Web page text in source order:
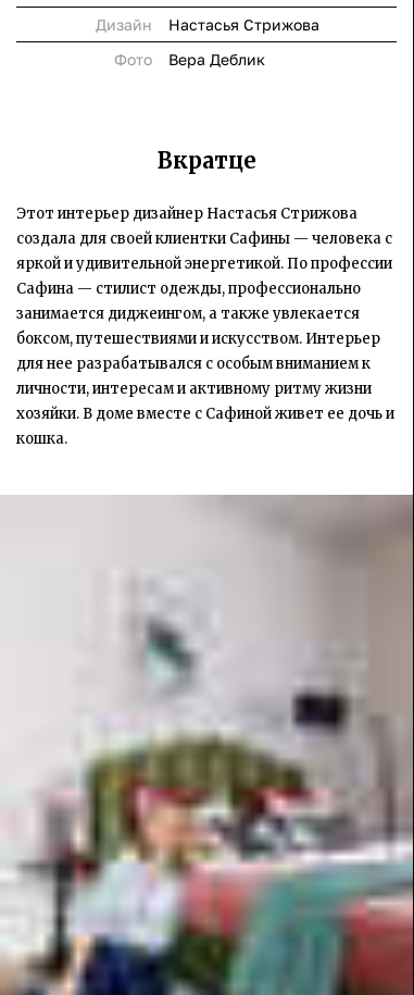
Дизайн
Настасья Стрижова
Фото
Вера Деблик
Вкратце
Этот интерьер дизайнер Настасья Стрижова
создала для своей клиентки Сафины — человека с
яркой и удивительной энергетикой. По профессии
Сафина — стилист одежды, профессионально
занимается диджеингом, а также увлекается
боксом, путешествиями и искусством. Интерьер
для нее разрабатывался с особым вниманием к
личности, интересам и активному ритму жизни
хозяйки. В доме вместе с Сафиной живет ее дочь и
кошка.